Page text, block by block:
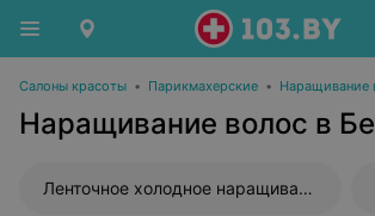
Салоны красоты • Парикмахерские • Наращивание
Наращивание волос в
Ленточное холодное наращивание волос